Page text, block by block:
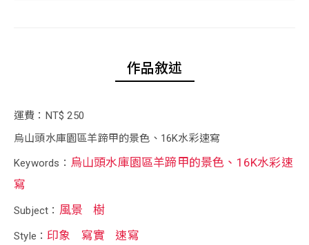
作品敘述
運費：NT$ 250
烏山頭水庫園區羊蹄甲的景色、16K水彩速寫
Keywords： 烏山頭水庫園區羊蹄甲的景色、16K水彩速
寫
Subject： 風景 樹
Style： 印象 寫實 速寫